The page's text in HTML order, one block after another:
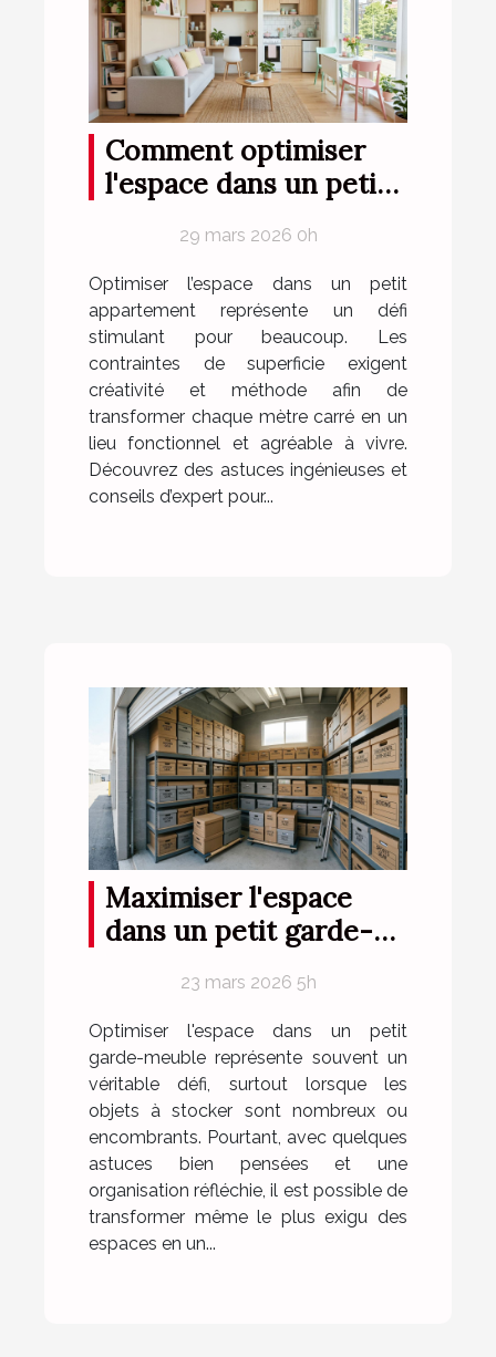
Comment optimiser
l'espace dans un petit
29 mars 2026 0h
Optimiser l’espace dans un petit
appartement représente un défi
stimulant pour beaucoup. Les
contraintes de superficie exigent
créativité et méthode afin de
transformer chaque mètre carré en un
lieu fonctionnel et agréable à vivre.
Découvrez des astuces ingénieuses et
conseils d’expert pour...
Maximiser l'espace
dans un petit garde-
23 mars 2026 5h
Optimiser l'espace dans un petit
garde-meuble représente souvent un
véritable défi, surtout lorsque les
objets à stocker sont nombreux ou
encombrants. Pourtant, avec quelques
astuces bien pensées et une
organisation réfléchie, il est possible de
transformer même le plus exigu des
espaces en un...